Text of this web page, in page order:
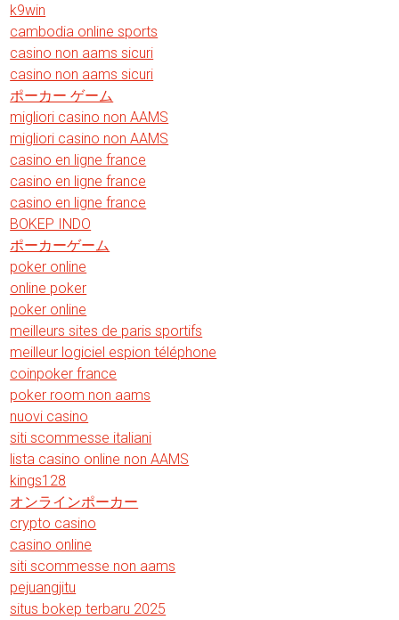
k9win
cambodia online sports
casino non aams sicuri
casino non aams sicuri
ポーカー ゲーム
migliori casino non AAMS
migliori casino non AAMS
casino en ligne france
casino en ligne france
casino en ligne france
BOKEP INDO
ポーカーゲーム
poker online
online poker
poker online
meilleurs sites de paris sportifs
meilleur logiciel espion téléphone
coinpoker france
poker room non aams
nuovi casino
siti scommesse italiani
lista casino online non AAMS
kings128
オンラインポーカー
crypto casino
casino online
siti scommesse non aams
pejuangjitu
situs bokep terbaru 2025